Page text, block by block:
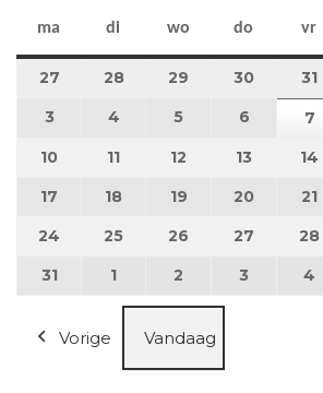
ma maandag
di dinsdag
wo woensdag
do vr
27 27 juli 2026
28 28 juli 2026
29 29 juli 2026
30 30 juli31
3 3 augustus 2026
4 4 augustus 2026
5 5 augustus 2026
6 6 7
10 10 augustus 2026
11 11 augustus 2026
12 12 augustus 2026
13 13 14
17 17 augustus 2026
18 18 augustus 2026
19 19 augustus 2026
20 20 21
24 24 augustus 2026
25 25 augustus 2026
26 26 augustus
27 27 28
3131 augustus 2026
1 1 september 2026
2 2 september
3 3 4
Vorige Vandaag